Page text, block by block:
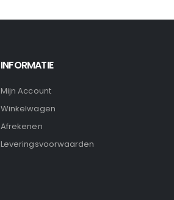
INFORMATIE
Mijn Account
Winkelwagen
Afrekenen
Leveringsvoorwaarden